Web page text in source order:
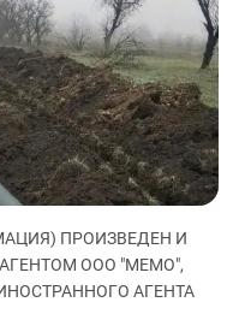
ЗА ПАЛЕСТИНУ
В ЧЕЧНЕ
АКТИВИСТОВ
И ПРОТЕСТЫ
ПРОИЗВЕДЕН И
ООО "МЕМО",
АГЕНТА